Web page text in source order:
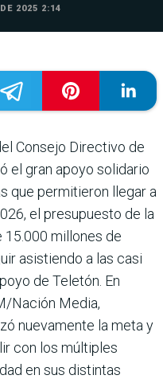
2025 2:14
Consejo Directivo de
el gran apoyo solidario
que per­mitieron llegar a
el pre­supuesto de la
15.000 millo­nes de
asistiendo a las casi
de Teletón. En
Nación Media,
nue­vamente la meta y
con los múltiples
en sus distintas